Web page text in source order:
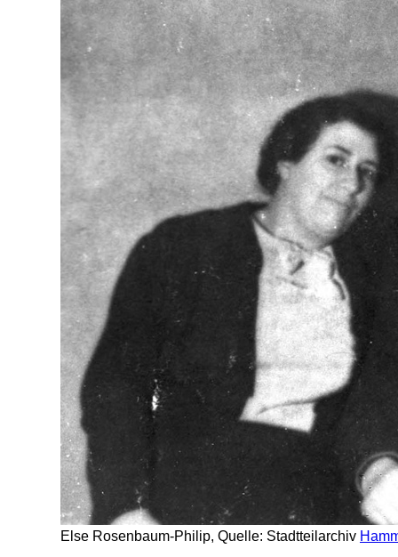
Else Rosenbaum-Philip, Quelle: Stadtteilarchiv